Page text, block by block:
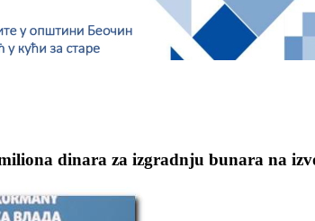
dinara za izgradnju bunara na